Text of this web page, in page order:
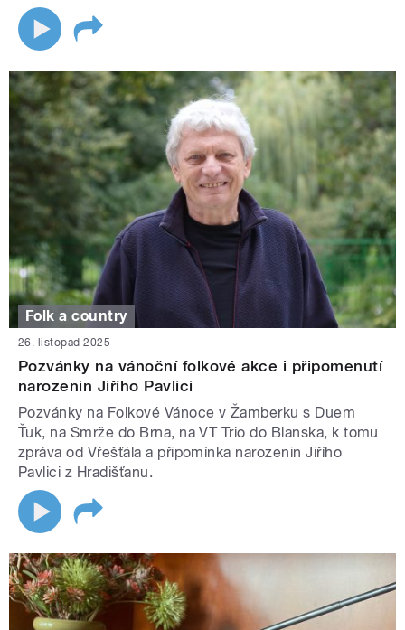
Folk a country
26. listopad 2025
Pozvánky na vánoční folkové akce i připomenutí
narozenin Jiřího Pavlici
Pozvánky na Folkové Vánoce v Žamberku s Duem
Ťuk, na Smrže do Brna, na VT Trio do Blanska, k tomu
zpráva od Vřešťála a připomínka narozenin Jiřího
Pavlici z Hradišťanu.